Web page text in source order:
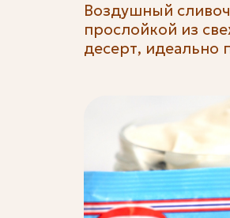
Воздушный
прослойкой из
десерт, идеально